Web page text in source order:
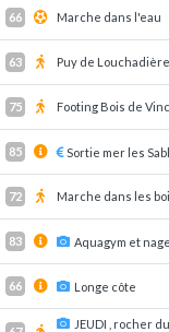
66 Marche dans l'eau
63 Puy de Louchadière
75 Footing Bois de
85 Sortie mer les
72 Marche dans les
83 Aquagym et nage
66 Longe côte
JEUDI , rocher